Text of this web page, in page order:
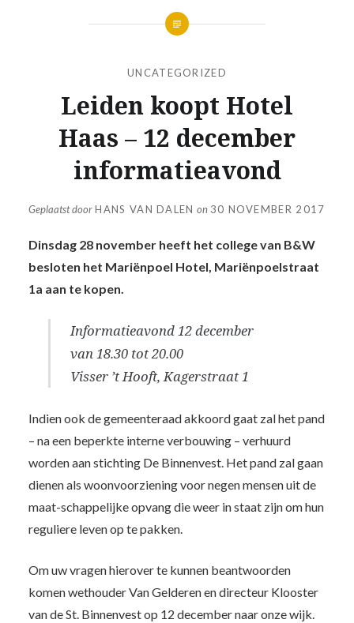
UNCATEGORIZED
Leiden koopt Hotel
Haas – 12 december
informatieavond
Geplaatst doorHANS VAN DALEN on 30 NOVEMBER 2017
Dinsdag 28 november heeft het college van B&W
besloten het Mariënpoel Hotel, Mariënpoelstraat
1a aan te kopen.
Informatieavond 12 december
van 18.30 tot 20.00
Visser ’t Hooft, Kagerstraat 1
Indien ook de gemeenteraad akkoord gaat zal het pand
– na een beperkte interne verbouwing – verhuurd
worden aan stichting De Binnenvest. Het pand zal gaan
dienen als woonvoorziening voor negen mensen uit de
maat-schappelijke opvang die weer in staat zijn om hun
reguliere leven op te pakken.
Om uw vragen hierover te kunnen beantwoorden
komen wethouder Van Gelderen en directeur Klooster
van de St. Binnenvest op 12 december naar onze wijk.